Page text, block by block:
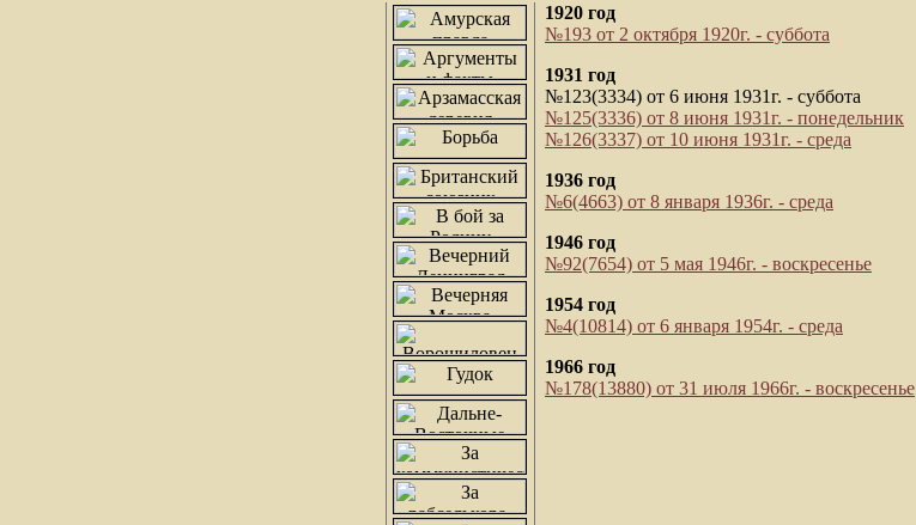
1920 год
№193 от 2 октября 1920г. - суббота
1931 год
№123(3334) от 6 июня 1931г. - суббота
№125(3336) от 8 июня 1931г. - понедельник
№126(3337) от 10 июня 1931г. - среда
1936 год
№6(4663) от 8 января 1936г. - среда
1946 год
№92(7654) от 5 мая 1946г. - воскресенье
1954 год
№4(10814) от 6 января 1954г. - среда
1966 год
№178(13880) от 31 июля 1966г. - воскресенье